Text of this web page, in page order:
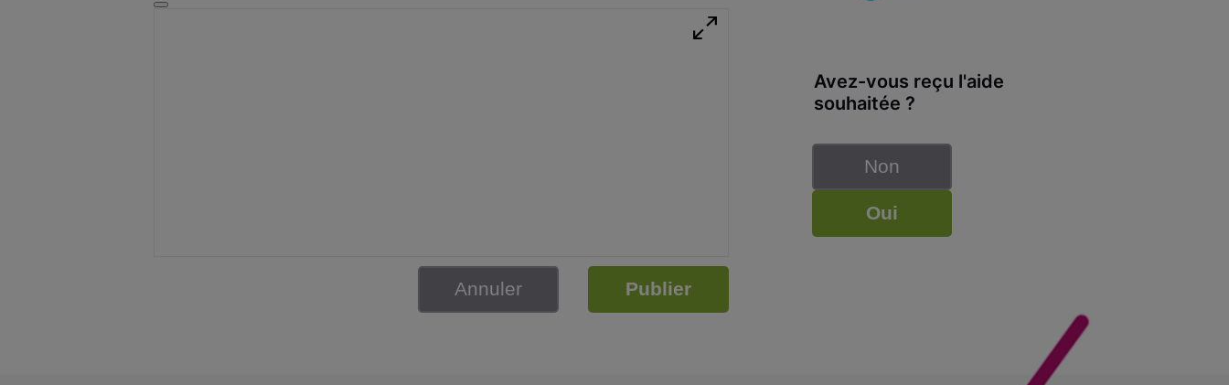
Annuler Publier
Avez-vous reçu l'aide
souhaitée ?
Non
Oui